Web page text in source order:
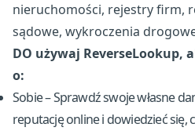
nieruchomości, rejestry firm,
sądowe, wykroczenia
DO używaj ReverseLookup,
o:
Sobie – Sprawdź swoje własne
reputację online i dowiedzieć się,